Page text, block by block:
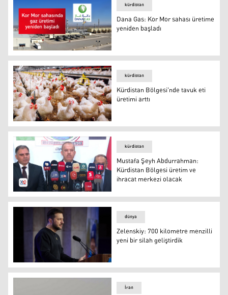
Dana Gas: Kor Mor sahası üretime yeniden başladı
kürdistan
Dana Gas: Kor Mor sahası üretime
yeniden başladı
Tavuklar
kürdistan
Kürdistan Bölgesi'nde tavuk eti
üretimi arttı
Mustafa Şeyh Abdurrahman: Kürdistan Bölgesi üretim
kürdistan
Mustafa Şeyh Abdurrahman:
Kürdistan Bölgesi üretim ve
ihracat merkezi olacak
Zelenskiy: 700 kilometre menzilli yeni bir silah
dünya
Zelenskiy: 700 kilometre menzilli
yeni bir silah geliştirdik
İran